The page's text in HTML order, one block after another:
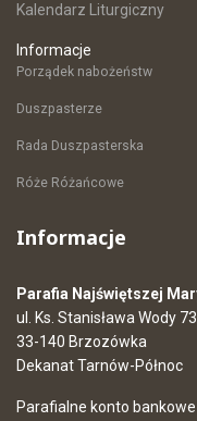
Kalendarz Liturgiczny
Informacje
Porządek nabożeństw
Duszpasterze
Rada Duszpasterska
Róże Różańcowe
Informacje
Parafia Najświętszej
ul. Ks. Stanisława Wody 73
33-140 Brzozówka
Dekanat Tarnów-Północ
Parafialne konto